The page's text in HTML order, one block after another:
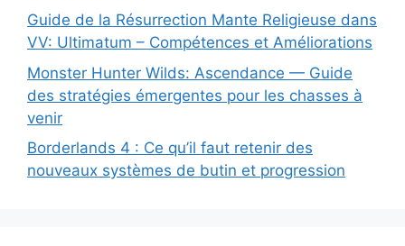
Guide de la Résurrection Mante Religieuse dans
VV: Ultimatum – Compétences et Améliorations
Monster Hunter Wilds: Ascendance — Guide
des stratégies émergentes pour les chasses à
venir
Borderlands 4 : Ce qu’il faut retenir des
nouveaux systèmes de butin et progression